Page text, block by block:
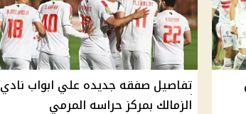
تفاصيل صفقه جديده علي ابواب نادي
الزمالك بمركز حراسه المرمي